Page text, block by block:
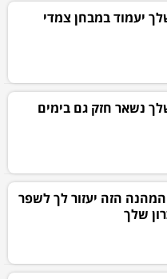
יעמוד במבחן צמדי
נשאר חזק גם בימים
הזה יעזור לך לשפר
שלך